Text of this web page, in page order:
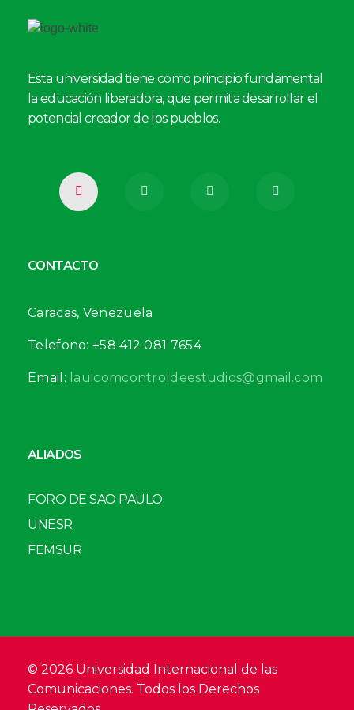
Esta universidad tiene como principio fundamental
la educación liberadora, que permita desarrollar el
potencial creador de los pueblos.
CONTACTO
Caracas, Venezuela
Telefono: +58 412 081 7654
Email: lauicomcontroldeestudios@gmail.com
ALIADOS
FORO DE SAO PAULO
UNESR
FEMSUR
© 2026 Universidad Internacional de las
Comunicaciones. Todos los Derechos